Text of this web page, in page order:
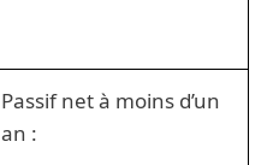
Passif net à moins d’un
an :